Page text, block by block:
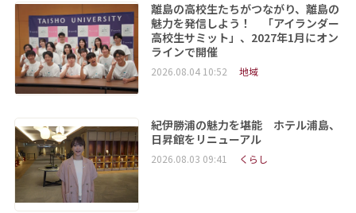
離島の高校生たちがつながり、離島の
魅力を発信しよう！ 「アイランダー
高校生サミット」、2027年1月にオン
ラインで開催
2026.08.04 10:52 地域
紀伊勝浦の魅力を堪能 ホテル浦島、
日昇館をリニューアル
2026.08.03 09:41 くらし